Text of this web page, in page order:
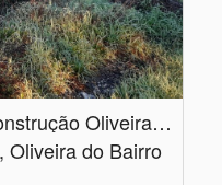
Terreno c viabilidade p construção Oliveira do Bairro
Oliveira do Bairro